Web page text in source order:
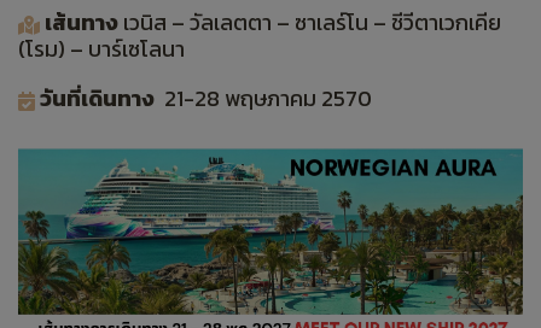
เส้นทางเวนิส – วัลเลตตา – ซาเลร์โน – ชีวีตาเวกเคีย
(โรม) – บาร์เซโลนา
วันที่เดินทาง 21-28 พฤษภาคม 2570